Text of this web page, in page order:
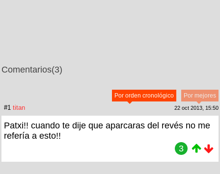
Comentarios(3)
Por mejores
Por orden cronológico
#1 titan 22 oct 2013, 15:50
Patxi!! cuando te dije que aparcaras del revés no me
refería a esto!!
3